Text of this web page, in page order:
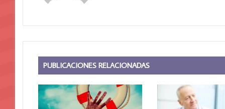
PUBLICACIONES RELACIONADAS